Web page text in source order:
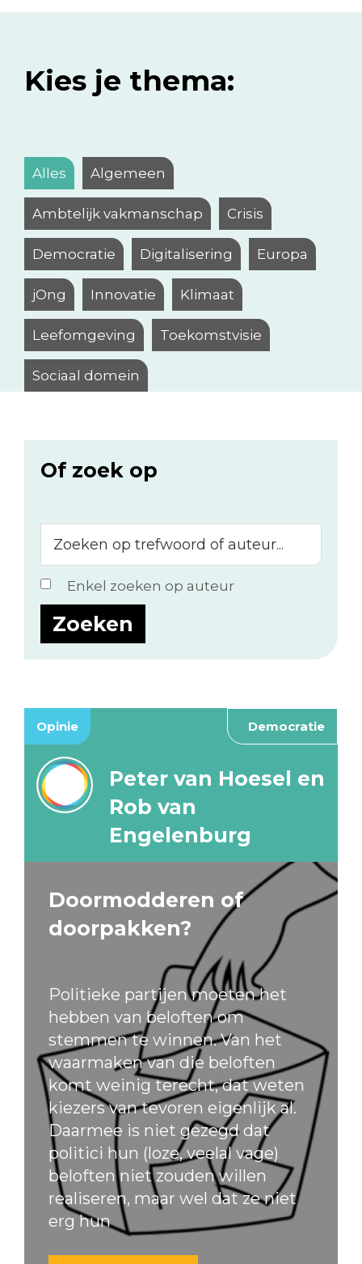
Kies je thema:
Alles Algemeen
Ambtelijk vakmanschap Crisis
Democratie Digitalisering Europa
jOng Innovatie Klimaat
Leefomgeving Toekomstvisie
Sociaal domein
Of zoek op
op
trefwoord
of
auteur...
Enkel zoeken op auteur
Opinie Democratie
Peter van Hoesel en
Rob van
Engelenburg
Doormodderen of
doorpakken?
Politieke partijen moeten het
hebben van beloften om
stemmen te winnen. Van het
waarmaken van die beloften
komt weinig terecht, dat weten
kiezers van tevoren eigenlijk al.
Daarmee is niet gezegd dat
politici hun (loze, veelal vage)
beloften niet zouden willen
realiseren, maar wel dat ze niet
erg hun